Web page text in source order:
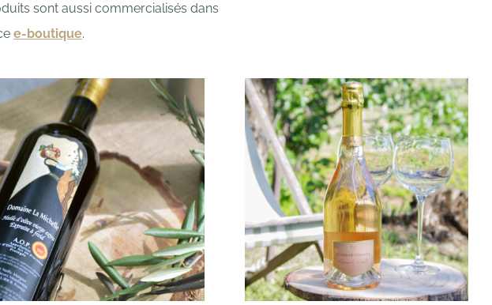
sont aussi commercialisés dans
e-boutique.